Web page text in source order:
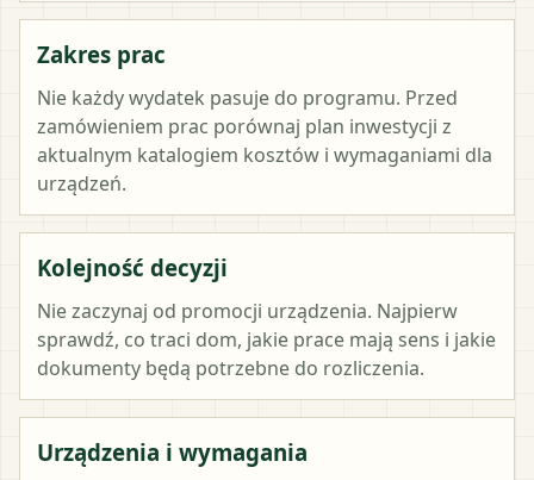
Zakres prac
Nie każdy wydatek pasuje do programu. Przed
zamówieniem prac porównaj plan inwestycji z
aktualnym katalogiem kosztów i wymaganiami dla
urządzeń.
Kolejność decyzji
Nie zaczynaj od promocji urządzenia. Najpierw
sprawdź, co traci dom, jakie prace mają sens i jakie
dokumenty będą potrzebne do rozliczenia.
Urządzenia i wymagania